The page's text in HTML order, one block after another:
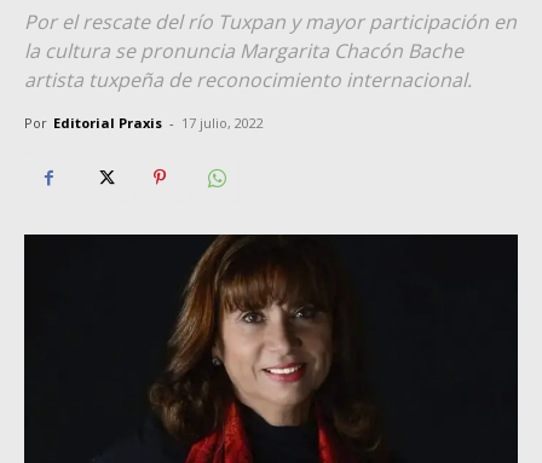
Por el rescate del río Tuxpan y mayor participación en
la cultura se pronuncia Margarita Chacón Bache
artista tuxpeña de reconocimiento internacional.
Por Editorial Praxis - 17 julio, 2022